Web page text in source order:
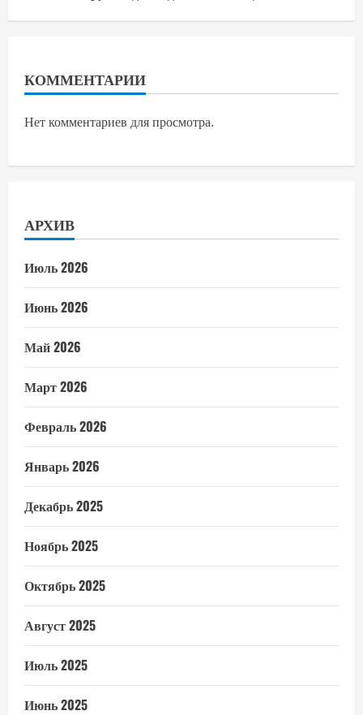
КОММЕНТАРИИ
Нет комментариев для просмотра.
АРХИВ
Июль 2026
Июнь 2026
Май 2026
Март 2026
Февраль 2026
Январь 2026
Декабрь 2025
Ноябрь 2025
Октябрь 2025
Август 2025
Июль 2025
Июнь 2025